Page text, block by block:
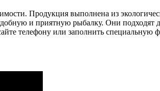
Продукция выполнена из
и приятную рыбалку. Они
телефону или заполнить